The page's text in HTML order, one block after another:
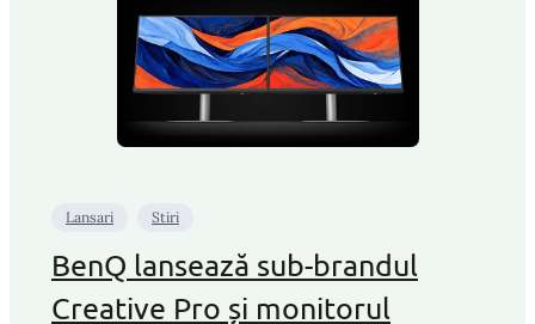
Lansari Stiri
BenQ lansează sub-brandul
Creative Pro și monitorul